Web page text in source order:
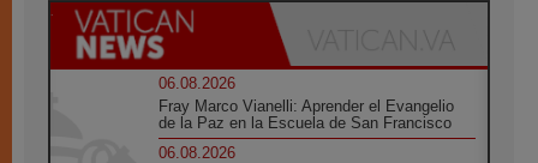
06.08.2026
Fray Marco Vianelli: Aprender el Evangelio
de la Paz en la Escuela de San Francisco
06.08.2026